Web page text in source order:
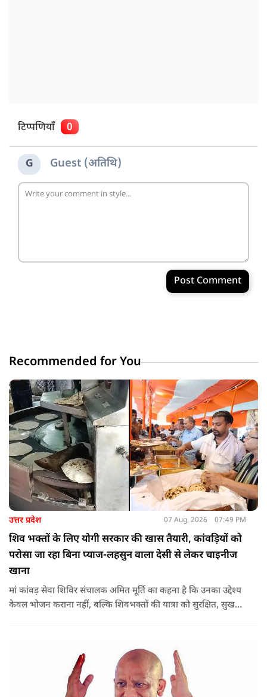
टिप्पणियाँ 0
G Guest (अतिथि)
Post Comment
Recommended for You
उत्तर प्रदेश 07 Aug, 2026 07:49 PM
शिव भक्तों के लिए योगी सरकार की खास तैयारी, कांवड़ियों को
परोसा जा रहा बिना प्याज-लहसुन वाला देसी से लेकर चाइनीज
खाना
मां कांवड़ सेवा शिविर संचालक अमित मूर्ति का कहना है कि उनका उद्देश्य
केवल भोजन कराना नहीं, बल्कि शिवभक्तों की यात्रा को सुरक्षित, सुखद